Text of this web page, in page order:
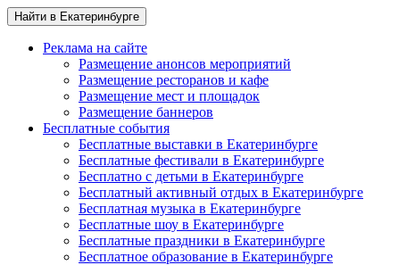
Найти в Екатеринбурге
Реклама на сайте
Размещение анонсов мероприятий
Размещение ресторанов и кафе
Размещение мест и площадок
Размещение баннеров
Бесплатные события
Бесплатные выставки в Екатеринбурге
Бесплатные фестивали в Екатеринбурге
Бесплатно с детьми в Екатеринбурге
Бесплатный активный отдых в Екатеринбурге
Бесплатная музыка в Екатеринбурге
Бесплатные шоу в Екатеринбурге
Бесплатные праздники в Екатеринбурге
Бесплатное образование в Екатеринбурге